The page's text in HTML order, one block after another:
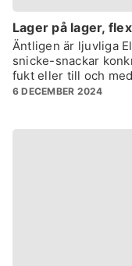
Lager på lager,
Äntligen är ljuvliga
snicke-snackar
fukt eller till och
6 DECEMBER 2024